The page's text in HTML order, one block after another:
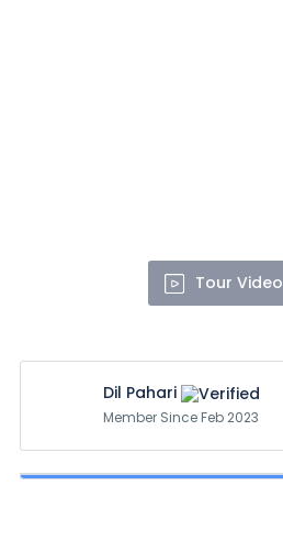
Tour Video
Dil Pahari
Member Since Feb 2023